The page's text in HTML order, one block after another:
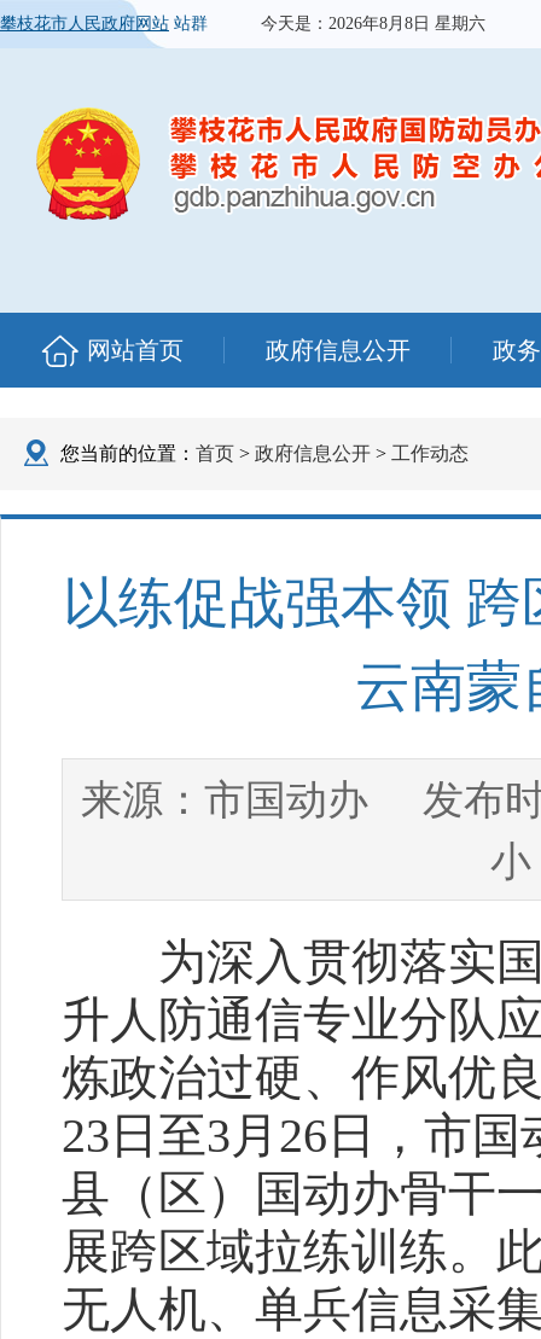
攀枝花市人民政府网站 站群 今天是： 2026年8月8日 星期六
网站首页 政府信息公开 政
您当前的位置： 首页 > 政府信息公开 > 工作动态
以练促战强本领
云南蒙
来源： 市国动办发布时
小
为深入贯彻落实国
升人防通信专业分队
炼政治过硬、作风优
23日至3月26日，市
县（区）国动办骨干
展跨区域拉练训练。
无人机、单兵信息采